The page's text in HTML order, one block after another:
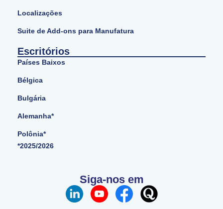
Localizações
Suite de Add-ons para Manufatura
Escritórios
Países Baixos
Bélgica
Bulgária
Alemanha*
Polônia*
*2025/2026
Siga-nos em